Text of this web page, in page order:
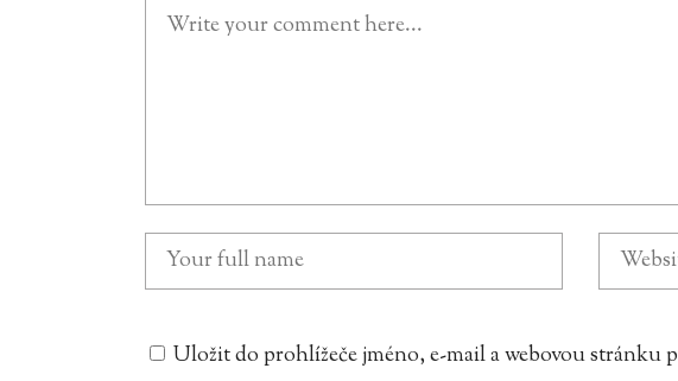
Uložit do prohlížeče jméno, e-mail a webovou stránku